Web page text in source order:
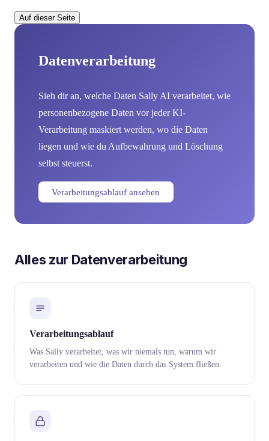
Auf dieser Seite
Datenverarbeitung
Sieh dir an, welche Daten Sally AI verarbeitet, wie
personenbezogene Daten vor jeder KI-
Verarbeitung maskiert werden, wo die Daten
liegen und wie du Aufbewahrung und Löschung
selbst steuerst.
Verarbeitungsablauf ansehen
Alles zur Datenverarbeitung
Verarbeitungsablauf
Was Sally verarbeitet, was wir niemals tun, warum wir
verarbeiten und wie die Daten durch das System fließen.